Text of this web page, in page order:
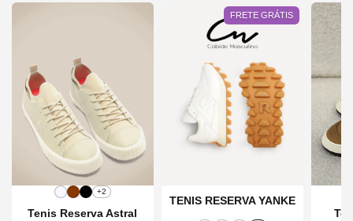
+2
Tenis Reserva Astral
FRETE GRÁTIS
TENIS RESERVA YANKE